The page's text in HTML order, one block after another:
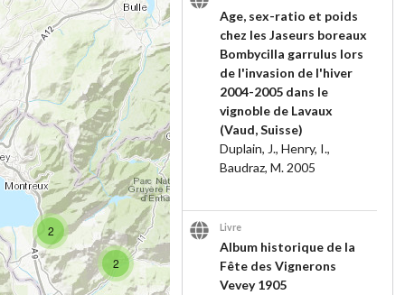
2
2
Age, sex-ratio et poids
chez les Jaseurs boreaux
Bombycilla garrulus lors
de l'invasion de l'hiver
2004-2005 dans le
vignoble de Lavaux
(Vaud, Suisse)
Duplain, J., Henry, I.,
Baudraz, M. 2005
Livre
Album historique de la
Fête des Vignerons
Vevey 1905